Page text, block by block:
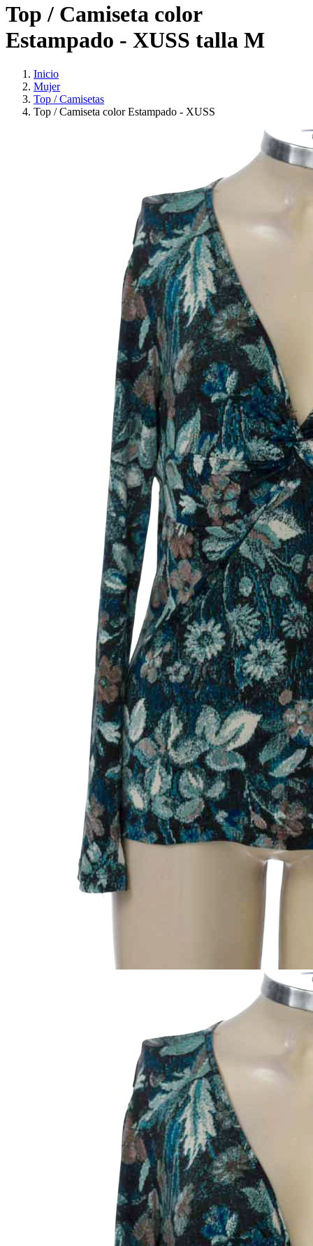
Top / Camiseta color
Estampado - XUSS talla M
Inicio
Mujer
Top / Camisetas
Top / Camiseta color Estampado - XUSS